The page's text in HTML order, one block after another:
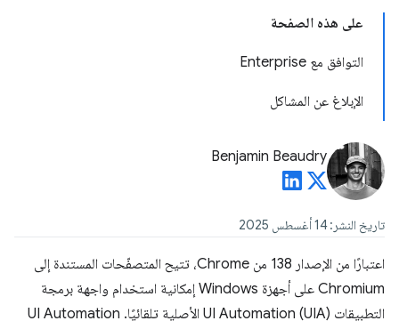
على هذه الصفحة
التوافق مع Enterprise
الإبلاغ عن المشاكل
Benjamin Beaudry
تاريخ النشر: 14 أغسطس 2025
اعتبارًا من الإصدار 138 من Chrome، تتيح المتصفّحات المستندة إلى
Chromium على أجهزة Windows إمكانية استخدام واجهة برمجة
التطبيقات UI Automation (UIA) الأصلية تلقائيًا. ‫UI Automation